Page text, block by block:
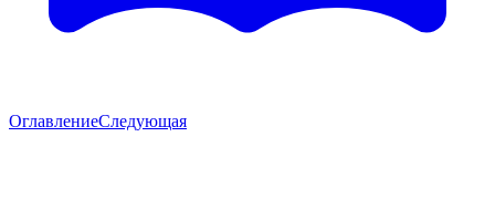
ОглавлениеСледующая